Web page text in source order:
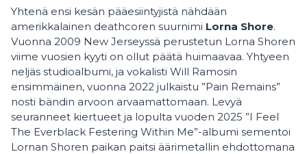
Yhtenä ensi kesän pääesiintyjistä nähdään
amerikkalainen deathcoren suurnimi Lorna Shore.
Vuonna 2009 New Jerseyssä perustetun Lorna Shoren
viime vuosien kyyti on ollut päätä huimaavaa. Yhtyeen
neljäs studioalbumi, ja vokalisti Will Ramosin
ensimmäinen, vuonna 2022 julkaistu ”Pain Remains”
nosti bändin arvoon arvaamattomaan. Levyä
seuranneet kiertueet ja lopulta vuoden 2025 ”I Feel
The Everblack Festering Within Me”-albumi sementoi
Lornan Shoren paikan paitsi äärimetallin ehdottomana